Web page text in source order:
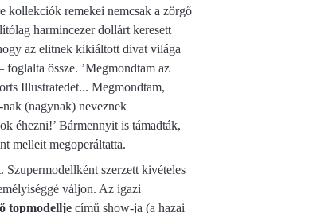
kollekciók remekei nemcsak a zörgő
harmincezer dollárt keresett
az elitnek kikiáltott divat világa
foglalta össze. ’Megmondtam az
Illustratedet... Megmondtam,
(nagynak) neveznek
éhezni!’ Bármennyit is támadták,
melleit megoperáltatta.
Szupermodellként szerzett kivételes
váljon. Az igazi
topmodellje című show-ja (a hazai